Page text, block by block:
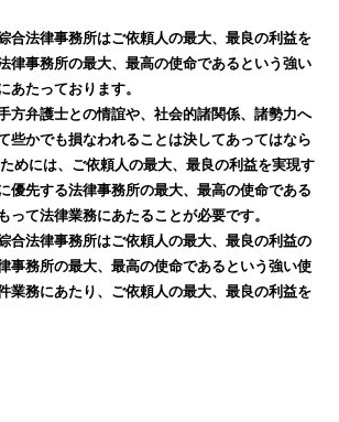
合法律事務所はご依頼人の最大、最良の利益を
律事務所の最大、最高の使命であるという強い
あたっております。
方弁護士との情誼や、社会的諸関係、諸勢力へ
些かでも損なわれることは決してあってはなら
めには、ご依頼人の最大、最良の利益を実現す
優先する法律事務所の最大、最高の使命である
って法律業務にあたることが必要です。
合法律事務所はご依頼人の最大、最良の利益の
事務所の最大、最高の使命であるという強い使
業務にあたり、ご依頼人の最大、最良の利益を